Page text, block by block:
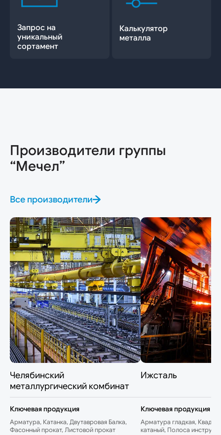
Запрос на
уникальный
сортамент
Калькулятор
металла
Производители группы
“Мечел”
Все производители
Челябинский
металлургический комбинат
Ключевая продукция
Арматура, Катанка, Двутавровая Балка,
Фасонный прокат, Листовой прокат
Ижсталь
Ключевая продукция
Арматура гладкая,
катаный, Полоса